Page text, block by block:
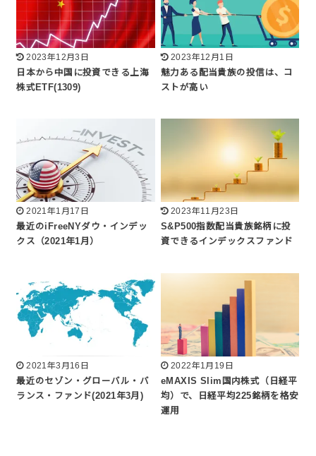
2023年12月3日
日本から中国に投資できる上海
株式ETF(1309)
2023年12月1日
魅力ある配当貴族の投信は、コ
ストが高い
2021年1月17日
最近のiFreeNYダウ・インデッ
クス（2021年1月）
2023年11月23日
S&P500指数配当貴族銘柄に投
資できるインデックスファンド
2021年3月16日
最近のセゾン・グローバル・バ
ランス・ファンド(2021年3月)
2022年1月19日
eMAXIS Slim国内株式（日経平
均）で、日経平均225銘柄を格安
運用